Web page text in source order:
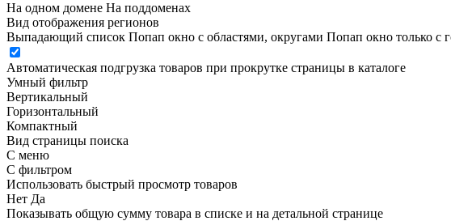
На одном домене На поддоменах
Вид отображения регионов
Выпадающий список Попап окно c областями, округами Попап окно только с
Автоматическая подгрузка товаров при прокрутке страницы в каталоге
Умный фильтр
Вертикальный
Горизонтальный
Компактный
Вид страницы поиска
С меню
С фильтром
Использовать быстрый просмотр товаров
Нет Да
Показывать общую сумму товара в списке и на детальной странице